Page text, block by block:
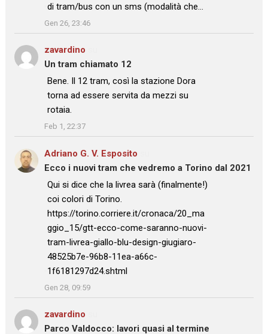
di tram/bus con un sms (modalità che…
”
Gen 26, 23:46
zavardino
Un tram chiamato 12
: “Bene. Il 12 tram, così la stazione Dora
torna ad essere servita da mezzi su
rotaia.
”
Feb 1, 22:37
Adriano G. V. Esposito
Ecco i nuovi tram che vedremo a Torino dal 2021
: “
Qui si dice che la livrea sarà (finalmente!)
coi colori di Torino.
https://torino.corriere.it/cronaca/20_ma
ggio_15/gtt-ecco-come-saranno-nuovi-
tram-livrea-giallo-blu-design-giugiaro-
48525b7e-96b8-11ea-a66c-
1f6181297d24.shtml
Gen 28, 09:59
zavardino
Parco Valdocco: lavori quasi al termine